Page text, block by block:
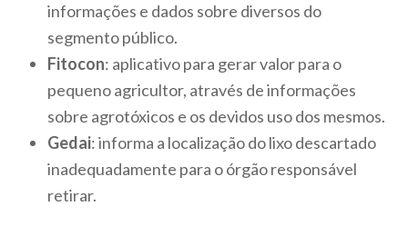
informações e dados sobre diversos do
segmento público.
Fitocon: aplicativo para gerar valor para o
pequeno agricultor, através de informações
sobre agrotóxicos e os devidos uso dos mesmos.
Gedai: informa a localização do lixo descartado
inadequadamente para o órgão responsável
retirar.